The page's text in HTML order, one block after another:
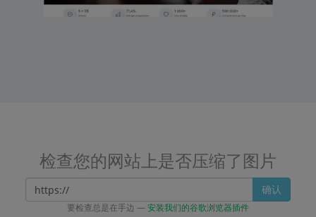
检查您的网站上是否压缩了图片
确认
要检查总是在手边 —安装我们的谷歌浏览器插件